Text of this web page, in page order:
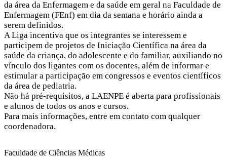
da área da Enfermagem e da saúde em geral na Faculdade de
Enfermagem (FEnf) em dia da semana e horário ainda a
serem definidos.
A Liga incentiva que os integrantes se interessem e
participem de projetos de Iniciação Científica na área da
saúde da criança, do adolescente e do familiar, auxiliando no
vínculo dos ligantes com os docentes, além de informar e
estimular a participação em congressos e eventos científicos
da área de pediatria.
Não há pré-requisitos, a LAENPE é aberta para profissionais
e alunos de todos os anos e cursos.
Para mais informações, entre em contato com qualquer
coordenadora.
Faculdade de Ciências Médicas